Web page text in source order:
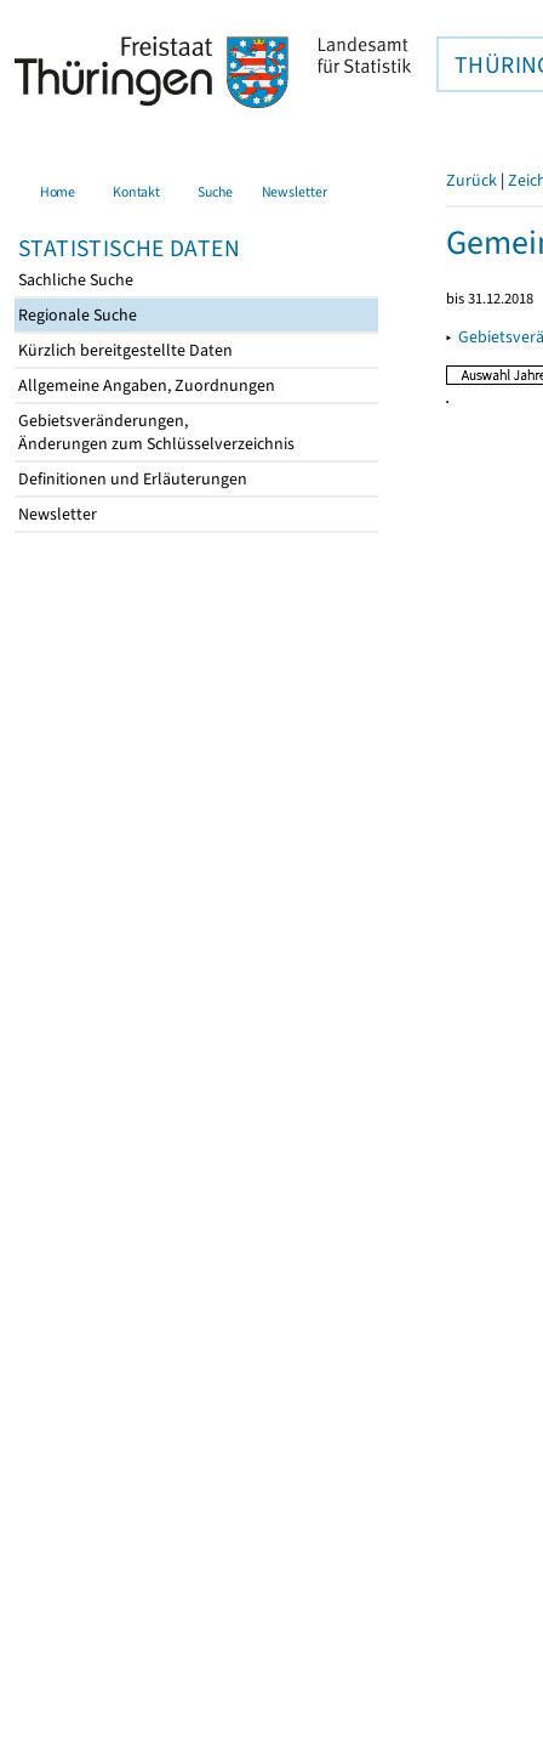
Home Kontakt Suche Newsletter
STATISTISCHE DATEN
Sachliche Suche
Regionale Suche
Kürzlich bereitgestellte Daten
Allgemeine Angaben, Zuordnungen
Gebietsveränderungen,
Änderungen zum Schlüsselverzeichnis
Definitionen und Erläuterungen
Newsletter
Zurück |
bis 31.12.2018
▸